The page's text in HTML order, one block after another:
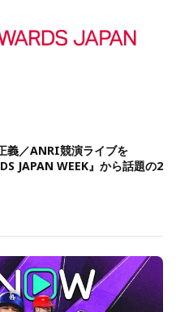
義／ANRI競演ライブを
JAPAN WEEK』から話題の2